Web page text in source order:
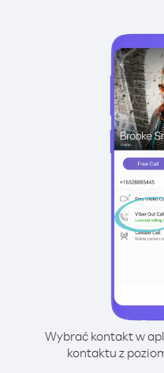
Wybrać kontakt w
kontaktu z